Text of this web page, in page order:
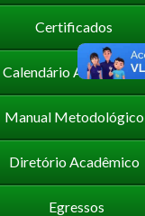
Certificados
Calendário Acadêmico
Manual Metodológico
Diretório Acadêmico
Egressos